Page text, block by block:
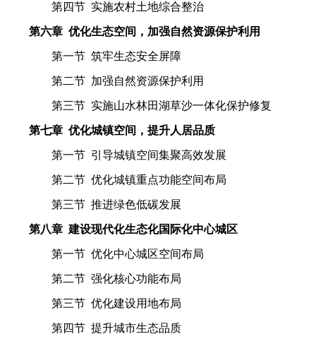
第四节 实施农村土地综合整治
第六章 优化生态空间，加强自然资源保护利用
第一节 筑牢生态安全屏障
第二节 加强自然资源保护利用
第三节 实施山水林田湖草沙一体化保护修复
第七章 优化城镇空间，提升人居品质
第一节 引导城镇空间集聚高效发展
第二节 优化城镇重点功能空间布局
第三节 推进绿色低碳发展
第八章 建设现代化生态化国际化中心城区
第一节 优化中心城区空间布局
第二节 强化核心功能布局
第三节 优化建设用地布局
第四节 提升城市生态品质